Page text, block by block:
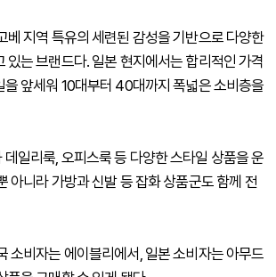
베 지역 특유의 세련된 감성을 기반으로 다양한
있는 브랜드다. 일본 현지에서는 합리적인 가격
을 앞세워 10대부터 40대까지 폭넓은 소비층을
일리룩, 오피스룩 등 다양한 스타일 상품을 운
아니라 가방과 신발 등 잡화 상품군도 함께 전
소비자는 에이블리에서, 일본 소비자는 아무드